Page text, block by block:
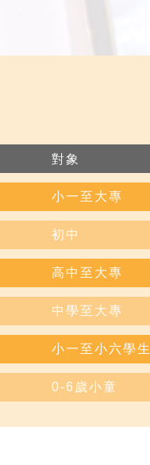
對象
小一至大專
初中
高中至大專
中學至大專
小一至小六學生
0-6歲小童